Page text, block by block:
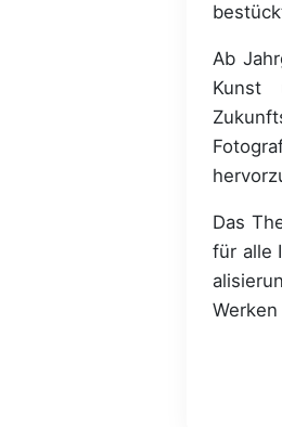
Ab
Kunst
Das
für alle